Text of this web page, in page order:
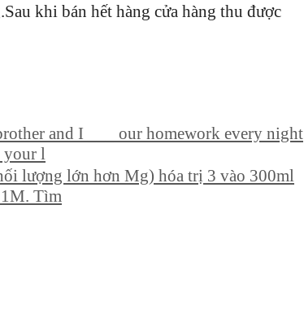
khi bán hết hàng cửa hàng thu được
and I ___ our homework every night
your l
lượng lớn hơn Mg) hóa trị 3 vào 300ml
Tìm